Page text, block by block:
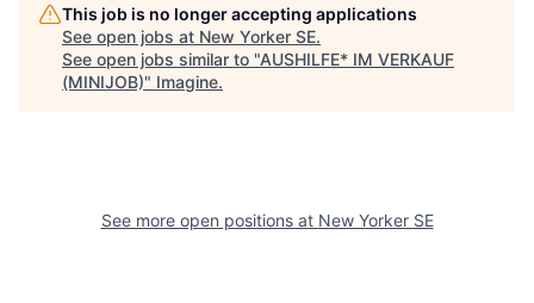
This job is no longer accepting applications
See open jobs at New Yorker SE.
See open jobs similar to "AUSHILFE* IM VERKAUF
(MINIJOB)" Imagine.
See more open positions at New Yorker SE